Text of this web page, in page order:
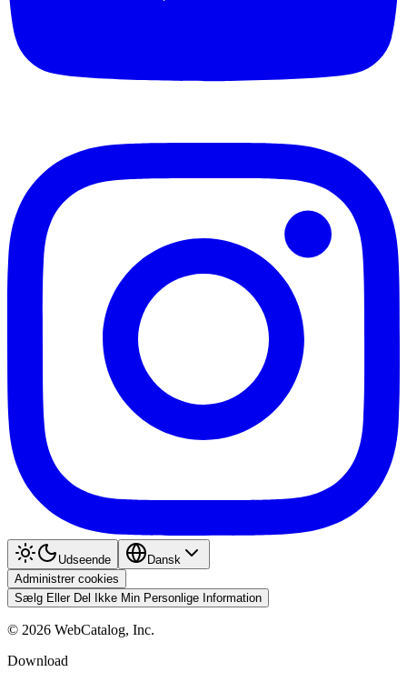
Udseende
Dansk
Administrer cookies
Sælg Eller Del Ikke Min Personlige Information
© 2026 WebCatalog, Inc.
Download